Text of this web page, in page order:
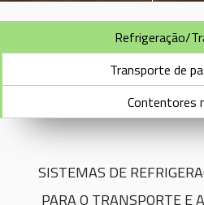
Refrigeração/
Transporte de
Contentores
SISTEMAS DE
PARA O TRANSPORTE E